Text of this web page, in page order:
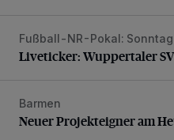
Liveticker: Wuppertaler SV
Fußball-NR-Pokal:
Liveticker: Wuppertaler SV
Neuer Projekteigner am
Barmen
Neuer Projekteigner am